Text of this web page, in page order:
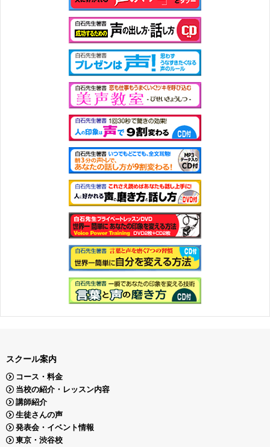
スクール案内
コース・料金
当校の紹介・レッスン内容
講師紹介
生徒さんの声
発表会・イベント情報
東京・渋谷校